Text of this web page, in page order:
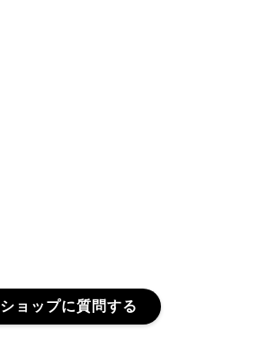
ショップに質問する